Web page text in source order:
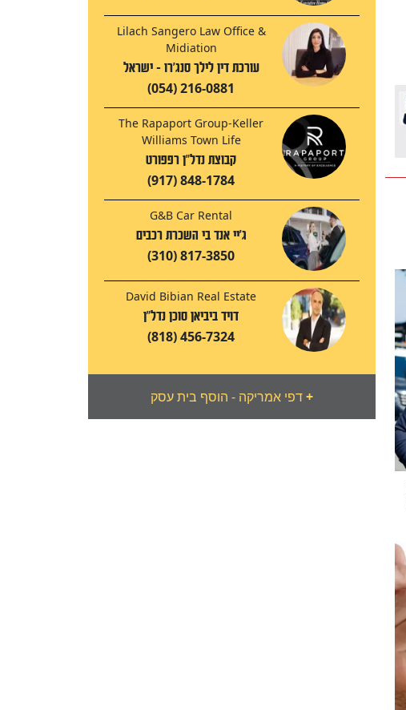
Lilach Sangero Law Office &
Midiation
עורכת דין לילך סנג'רו - ישראל
(054) 216-0881
The Rapaport Group-Keller
Williams Town Life
קבוצת נדל"ן רפפורט
(917) 848-1784
G&B Car Rental
ג'יי אנד בי השכרת רכבים
(310) 817-3850
David Bibian Real Estate
דויד ביביאן סוכן נדל"ן
(818) 456-7324
דפי אמריקה - הוסף בית עסק+